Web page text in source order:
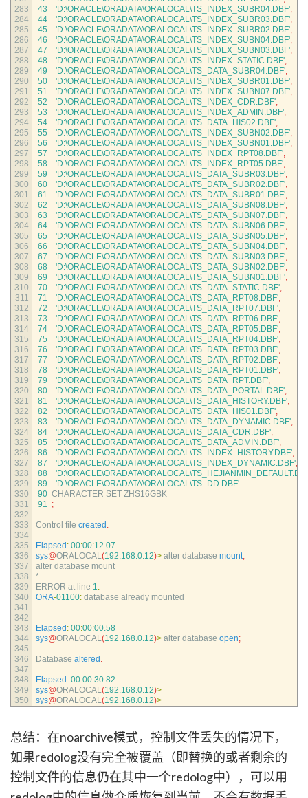
283
284
285
286
287
288
289
290
291
292
293
294
295
296
297
298
299
300
301
302
303
304
305
306
307
308
309
310
311
312
313
314
315
316
317
318
319
320
321
322
323
324
325
326
327
328
329
330
331
332
333
334
335
336
337
338
339
340
341
342
343
344
345
346
347
348
349
350
43
'D:\ORACLE\ORADATA\ORALOCAL\TS_INDEX_SUBR04.DBF',
44
'D:\ORACLE\ORADATA\ORALOCAL\TS_INDEX_SUBR03.DBF',
45
'D:\ORACLE\ORADATA\ORALOCAL\TS_INDEX_SUBR02.DBF',
46
'D:\ORACLE\ORADATA\ORALOCAL\TS_INDEX_SUBN04.DBF',
47
'D:\ORACLE\ORADATA\ORALOCAL\TS_INDEX_SUBN03.DBF',
48
'D:\ORACLE\ORADATA\ORALOCAL\TS_INDEX_STATIC.DBF',
49
'D:\ORACLE\ORADATA\ORALOCAL\TS_DATA_SUBR04.DBF',
50
'D:\ORACLE\ORADATA\ORALOCAL\TS_INDEX_SUBR01.DBF',
51
'D:\ORACLE\ORADATA\ORALOCAL\TS_INDEX_SUBN07.DBF',
52
'D:\ORACLE\ORADATA\ORALOCAL\TS_INDEX_CDR.DBF',
53
'D:\ORACLE\ORADATA\ORALOCAL\TS_INDEX_ADMIN.DBF',
54
'D:\ORACLE\ORADATA\ORALOCAL\TS_DATA_HIS02.DBF',
55
'D:\ORACLE\ORADATA\ORALOCAL\TS_INDEX_SUBN02.DBF',
56
'D:\ORACLE\ORADATA\ORALOCAL\TS_INDEX_SUBN01.DBF',
57
'D:\ORACLE\ORADATA\ORALOCAL\TS_INDEX_RPT08.DBF',
58
'D:\ORACLE\ORADATA\ORALOCAL\TS_INDEX_RPT05.DBF',
59
'D:\ORACLE\ORADATA\ORALOCAL\TS_DATA_SUBR03.DBF',
60
'D:\ORACLE\ORADATA\ORALOCAL\TS_DATA_SUBR02.DBF',
61
'D:\ORACLE\ORADATA\ORALOCAL\TS_DATA_SUBR01.DBF',
62
'D:\ORACLE\ORADATA\ORALOCAL\TS_DATA_SUBN08.DBF',
63
'D:\ORACLE\ORADATA\ORALOCAL\TS_DATA_SUBN07.DBF',
64
'D:\ORACLE\ORADATA\ORALOCAL\TS_DATA_SUBN06.DBF',
65
'D:\ORACLE\ORADATA\ORALOCAL\TS_DATA_SUBN05.DBF',
66
'D:\ORACLE\ORADATA\ORALOCAL\TS_DATA_SUBN04.DBF',
67
'D:\ORACLE\ORADATA\ORALOCAL\TS_DATA_SUBN03.DBF',
68
'D:\ORACLE\ORADATA\ORALOCAL\TS_DATA_SUBN02.DBF',
69
'D:\ORACLE\ORADATA\ORALOCAL\TS_DATA_SUBN01.DBF',
70
'D:\ORACLE\ORADATA\ORALOCAL\TS_DATA_STATIC.DBF',
71
'D:\ORACLE\ORADATA\ORALOCAL\TS_DATA_RPT08.DBF',
72
'D:\ORACLE\ORADATA\ORALOCAL\TS_DATA_RPT07.DBF',
73
'D:\ORACLE\ORADATA\ORALOCAL\TS_DATA_RPT06.DBF',
74
'D:\ORACLE\ORADATA\ORALOCAL\TS_DATA_RPT05.DBF',
75
'D:\ORACLE\ORADATA\ORALOCAL\TS_DATA_RPT04.DBF',
76
'D:\ORACLE\ORADATA\ORALOCAL\TS_DATA_RPT03.DBF',
77
'D:\ORACLE\ORADATA\ORALOCAL\TS_DATA_RPT02.DBF',
78
'D:\ORACLE\ORADATA\ORALOCAL\TS_DATA_RPT01.DBF',
79
'D:\ORACLE\ORADATA\ORALOCAL\TS_DATA_RPT.DBF',
80
'D:\ORACLE\ORADATA\ORALOCAL\TS_DATA_PORTAL.DBF',
81
'D:\ORACLE\ORADATA\ORALOCAL\TS_DATA_HISTORY.DBF',
82
'D:\ORACLE\ORADATA\ORALOCAL\TS_DATA_HIS01.DBF',
83
'D:\ORACLE\ORADATA\ORALOCAL\TS_DATA_DYNAMIC.DBF',
84
'D:\ORACLE\ORADATA\ORALOCAL\TS_DATA_CDR.DBF',
85
'D:\ORACLE\ORADATA\ORALOCAL\TS_DATA_ADMIN.DBF',
86
'D:\ORACLE\ORADATA\ORALOCAL\TS_INDEX_HISTORY.DBF',
87
'D:\ORACLE\ORADATA\ORALOCAL\TS_INDEX_DYNAMIC.DBF',
88
89
'D:\ORACLE\ORADATA\ORALOCAL\TS_DD.DBF'
90 CHARACTER SET ZHS16GBK
91 ;
Control file created .
Elapsed : 00:00:12.07
sys@ORALOCAL(192.168.0.12)> alter database mount;
alter database mount
*
ERROR at line 1:
ORA-01100: database already mounted
Elapsed : 00:00:00.58
sys@ORALOCAL(192.168.0.12)> alter database open;
Database altered .
Elapsed : 00:00:30.82
sys@ORALOCAL(192.168.0.12)>
sys@ORALOCAL(192.168.0.12)>
总结：在noarchive模式，控制文件丢失的情况下，
如果redolog没有完全被覆盖（即替换的或者剩余的
控制文件的信息仍在其中一个redolog中），可以用